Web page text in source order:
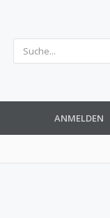
ANMELDEN